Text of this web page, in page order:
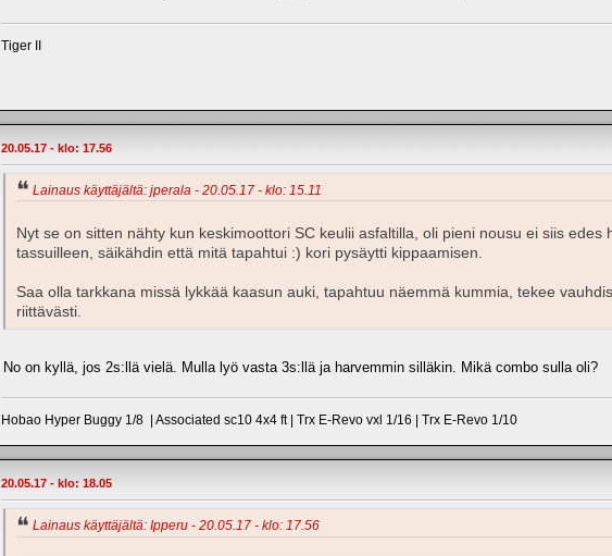
Tiger II
20.05.17 - klo: 17.56
Lainaus käyttäjältä: jperala - 20.05.17 - klo: 15.11
Nyt se on sitten nähty kun keskimoottori SC keulii asfaltilla, oli pieni nousu ei siis
tassuilleen, säikähdin että mitä tapahtui :) kori pysäytti kippaamisen.
Saa olla tarkkana missä lykkää kaasun auki, tapahtuu näemmä kummia, tekee
riittävästi.
No on kyllä, jos 2s:llä vielä. Mulla lyö vasta 3s:llä ja harvemmin silläkin. Mikä combo sulla oli?
Hobao Hyper Buggy 1/8 | Associated sc10 4x4 ft | Trx E-Revo vxl 1/16 | Trx E-Revo 1/10
20.05.17 - klo: 18.05
Lainaus käyttäjältä: Ipperu - 20.05.17 - klo: 17.56